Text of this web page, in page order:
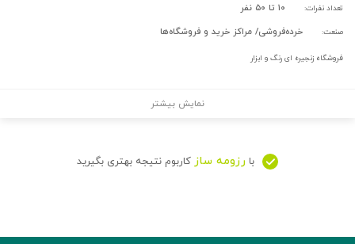
تعداد نفرات: ۱۰ تا ۵۰ نفر
صنعت: خرده‌فروشی/ مراکز خرید و فروشگاه‌ها
فروشگاه زنجیره ای رنگ و ابزار
نمایش بیشتر
با رزومه ساز کاربوم نتیجه بهتری بگیرید